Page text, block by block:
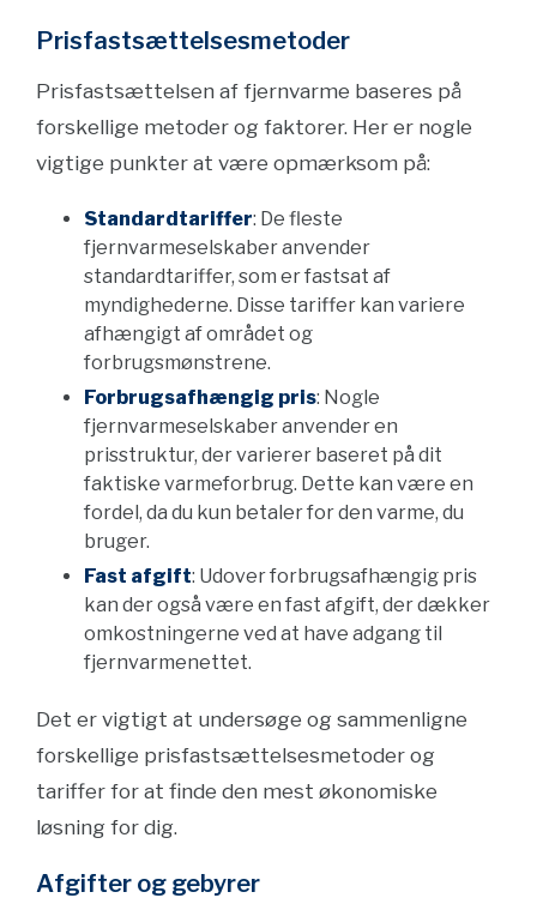
Prisfastsættelsesmetoder
Prisfastsættelsen af fjernvarme baseres på
forskellige metoder og faktorer. Her er nogle
vigtige punkter at være opmærksom på:
Standardtariffer: De fleste
fjernvarmeselskaber anvender
standardtariffer, som er fastsat af
myndighederne. Disse tariffer kan variere
afhængigt af området og
forbrugsmønstrene.
Forbrugsafhængig pris: Nogle
fjernvarmeselskaber anvender en
prisstruktur, der varierer baseret på dit
faktiske varmeforbrug. Dette kan være en
fordel, da du kun betaler for den varme, du
bruger.
Fast afgift: Udover forbrugsafhængig pris
kan der også være en fast afgift, der dækker
omkostningerne ved at have adgang til
fjernvarmenettet.
Det er vigtigt at undersøge og sammenligne
forskellige prisfastsættelsesmetoder og
tariffer for at finde den mest økonomiske
løsning for dig.
Afgifter og gebyrer